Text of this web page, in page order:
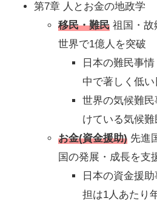
第7章 人とお金の地政学
移民・難民 祖国・故
世界で1億人を突破
日本の難民事
中で著しく低い
世界の気候難
けている気候難
お金(資金援助) 先進
国の発展・成長を支
日本の資金援
担は1人あたり